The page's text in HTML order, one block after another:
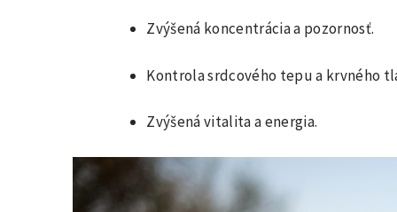
Zvýšená koncentrácia a pozornosť.
Kontrola srdcového tepu a krvného
Zvýšená vitalita a energia.